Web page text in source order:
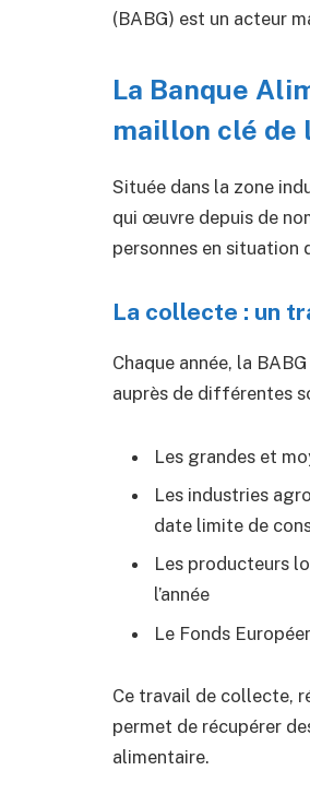
(BABG) est un acteur
La Banque
maillon clé de
Située dans la zone
qui œuvre depuis de
personnes en situation
La collecte : un
Chaque année, la
auprès de différentes
Les grandes et
Les industries
date limite de
Les producteurs
l’année
Le Fonds
Ce travail de collecte,
permet de récupérer
alimentaire.